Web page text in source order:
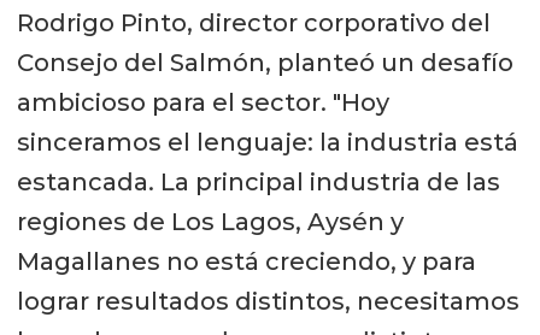
Rodrigo Pinto, director corporativo del
Consejo del Salmón, planteó un desafío
ambicioso para el sector. "Hoy
sinceramos el lenguaje: la industria está
estancada. La principal industria de las
regiones de Los Lagos, Aysén y
Magallanes no está creciendo, y para
lograr resultados distintos, necesitamos